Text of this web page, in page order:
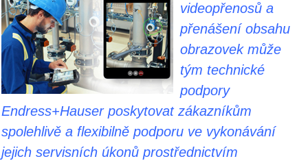
videopřenosů a
přenášení obsahu
obrazovek může
tým technické
podpory
Endress+Hauser poskytovat zákazníkům
spolehlivě a flexibilně podporu ve vykonávání
jejich servisních úkonů prostřednictvím